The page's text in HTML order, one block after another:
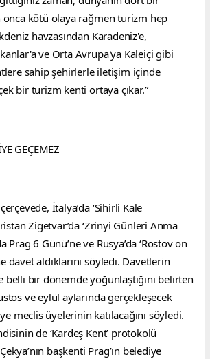
onca kötü olaya rağmen turizm hep
havzasından Karadeniz'e,
ve Orta Avrupa'ya Kaleiçi gibi
sahip şehirlerle iletişim içinde
bir turizm kenti ortaya çıkar.”
GEÇEMEZ
İtalya’da ‘Sihirli Kale
Zigetvar’da ‘Zrinyi Günleri Anma
Prag 6 Günü’ne ve Rusya’da ‘Rostov on
davet aldıklarını söyledi. Davetlerin
bir dönemde yoğunlaştığını belirten
ve eylül aylarında gerçekleşecek
meclis üyelerinin katılacağını söyledi.
de ‘Kardeş Kent’ protokolü
başkenti Prag’ın belediye